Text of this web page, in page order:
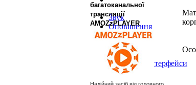
Звук
Оповіщення
Кабель
Ферми
Роз'єми
DANTE™ Інтерфейси
багатоканальної
трансляції
AMOZzPLAYER